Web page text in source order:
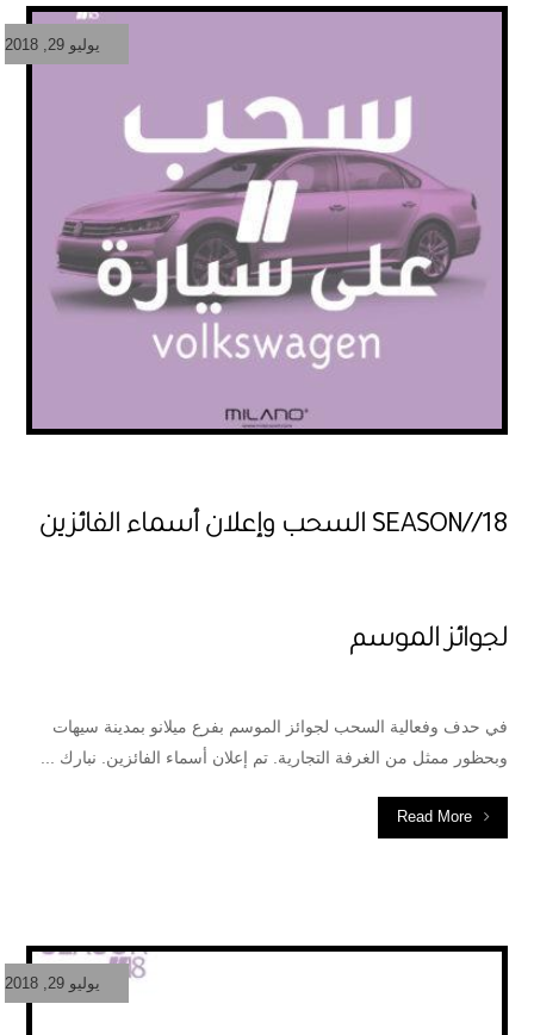
SEASON//18 السحب وإعلان أسماء الفائزين
لجوائز الموسم
يوليو 29, 2018
في حدف وفعالية السحب لجوائز الموسم بفرع ميلانو بمدينة سيهات
وبحظور ممثل من الغرفة التجارية. تم إعلان أسماء الفائزين. نبارك ...
Read More
يوليو 29, 2018